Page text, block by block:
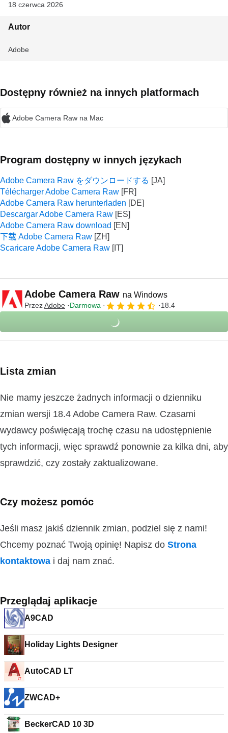
18 czerwca 2026
Autor
Adobe
Dostępny również na innych platformach
Adobe Camera Raw na Mac
Program dostępny w innych językach
Adobe Camera Raw をダウンロードする
Télécharger Adobe Camera Raw
Adobe Camera Raw herunterladen
Descargar Adobe Camera Raw
Adobe Camera Raw download
下载 Adobe Camera Raw
Scaricare Adobe Camera Raw
Adobe Camera Raw na Windows
PrzezAdobe Darmowa 18.4
Lista zmian
Nie mamy jeszcze żadnych informacji o dzienniku
zmian wersji 18.4 Adobe Camera Raw. Czasami
wydawcy poświęcają trochę czasu na udostępnienie
tych informacji, więc sprawdź ponownie za kilka dni, aby
sprawdzić, czy zostały zaktualizowane.
Czy możesz pomóc
Jeśli masz jakiś dziennik zmian, podziel się z nami!
Chcemy poznać Twoją opinię! Napisz do Strona
kontaktowa i daj nam znać.
Przeglądaj aplikacje
A9CAD
Holiday Lights Designer
AutoCAD LT
ZWCAD+
BeckerCAD 10 3D